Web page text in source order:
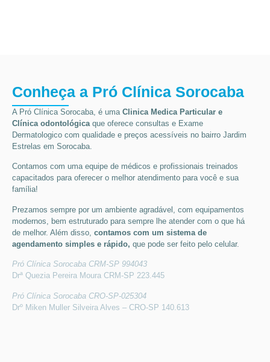
Conheça a Pró Clínica Sorocaba
A Pró Clínica Sorocaba, é uma Clinica Medica Particular e
Clínica odontológicaque oferece consultas e Exame
Dermatologico com qualidade e preços acessíveis no bairro Jardim
Estrelas em Sorocaba.
Contamos com uma equipe de médicos e profissionais treinados
capacitados para oferecer o melhor atendimento para você e sua
família!
Prezamos sempre por um ambiente agradável, com equipamentos
modernos, bem estruturado para sempre lhe atender com o que há
de melhor. Além disso, contamos com um sistema de
agendamento simples e rápido, que pode ser feito pelo celular.
Pró Clínica Sorocaba CRM-SP 994043
Drª Quezia Pereira Moura CRM-SP 223.445
Pró Clínica Sorocaba CRO-SP-025304
Drº Miken Muller Silveira Alves – CRO-SP 140.613